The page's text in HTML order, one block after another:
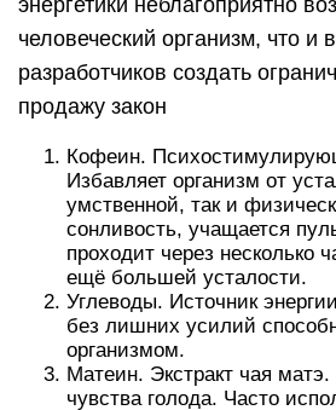
энергетики неблагоприятно
человеческий организм, что и
разработчиков создать
продажу закон
Кофеин.
Избавляет организм от
умственной, так и
сонливость, учащается
проходит через несколько
ещё большей усталости.
Углеводы. Источник
без лишних усилий
организмом.
Матеин. Экстракт чая
чувства голода. Часто